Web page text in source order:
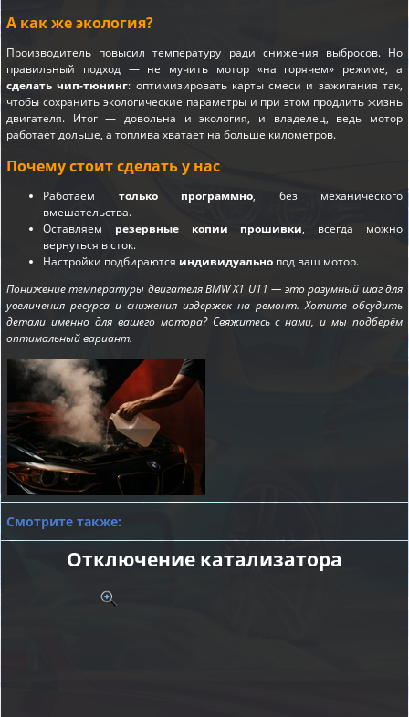
А как же экология?
Производитель повысил температуру ради снижения выбросов. Но
правильный подход — не мучить мотор «на горячем» режиме, а
сделать чип-тюнинг: оптимизировать карты смеси и зажигания так,
чтобы сохранить экологические параметры и при этом продлить жизнь
двигателя. Итог — довольна и экология, и владелец, ведь мотор
работает дольше, а топлива хватает на больше километров.
Почему стоит сделать у нас
Работаем только программно, без механического
вмешательства.
Оставляем резервные копии прошивки, всегда можно
вернуться в сток.
Настройки подбираются индивидуально под ваш мотор.
Понижение температуры двигателя BMW X1 U11 — это разумный шаг для
увеличения ресурса и снижения издержек на ремонт. Хотите обсудить
детали именно для вашего мотора? Свяжитесь с нами, и мы подберём
оптимальный вариант.
Смотрите также:
Отключение катализатора